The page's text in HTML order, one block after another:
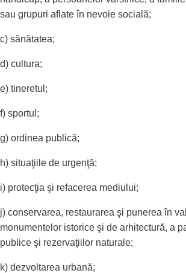
sau grupuri aflate în nevoie socială;
c) sănătatea;
d) cultura;
e) tineretul;
f) sportul;
g) ordinea publică;
h) situaţiile de urgenţă;
i) protecţia şi refacerea mediului;
j) conservarea, restaurarea şi punerea în
monumentelor istorice şi de arhitectură, a
publice şi rezervaţiilor naturale;
k) dezvoltarea urbană;